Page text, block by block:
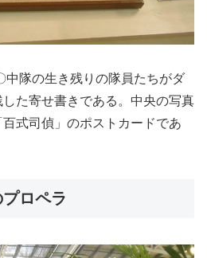
中隊の生き残りの隊員たちがダ
た寄せ書きである。中央の写真
式司偵」のポストカードであ
ロペラ